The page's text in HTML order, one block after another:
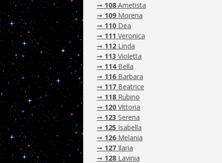
➞ 108 Ametista
➞ 109 Morena
➞ 110 Dea
➞ 111 Veronica
➞ 112 Linda
➞ 113 Violetta
➞ 114Bella
➞ 116 Barbara
➞ 117 Beatrice
➞ 118 Rubino
➞ 120 Vittoria
➞ 123 Serena
➞ 125 Isabella
➞ 126 Melania
➞ 127 Ilaria
➞ 128 Lavinia